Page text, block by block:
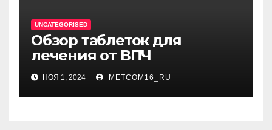
UNCATEGORISED
Обзор таблеток для
лечения от ВПЧ
НОЯ 1, 2024 METCOM16_RU